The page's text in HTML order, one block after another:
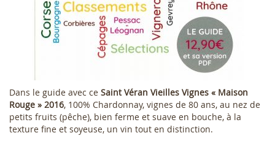
Dans le guide avec ce Saint Véran Vieilles Vignes « Maison
Rouge » 2016, 100% Chardonnay, vignes de 80 ans, au nez de
petits fruits (pêche), bien ferme et suave en bouche, à la
texture fine et soyeuse, un vin tout en distinction.